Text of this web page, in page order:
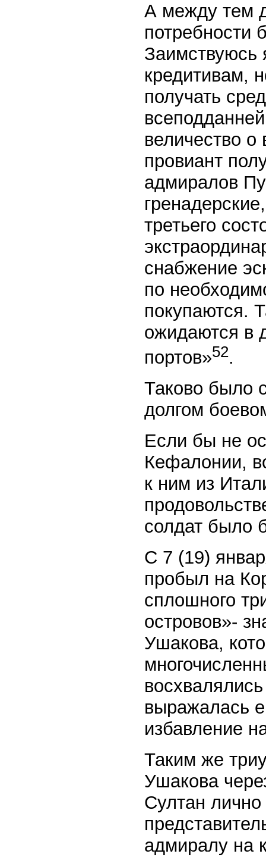
А между тем
потребности
Заимствуюсь
кредитивам,
получать
величество
провиант
адмиралов
третьего
снабжение
по
покупаются.
ожидаются в
портов»52.
Таково было
долгом
Если бы не
Кефалонии,
к ним из
солдат было
С 7 (19)
пробыл на
сплошного
островов»-
Ушакова,
выражалась
избавление
Таким же
Ушакова
Султан
адмиралу на